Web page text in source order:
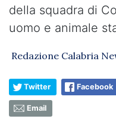
della squadra di
uomo e animale
Redazione Calabria
Twitter Facebook
Email